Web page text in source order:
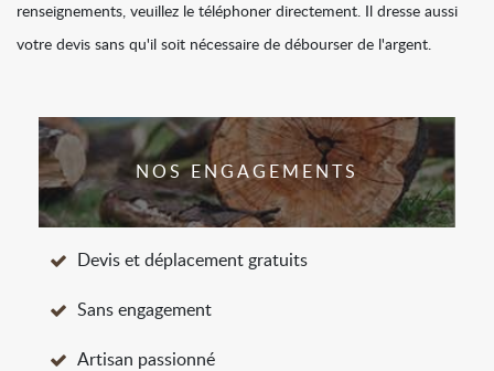
renseignements, veuillez le téléphoner directement. Il dresse aussi
votre devis sans qu'il soit nécessaire de débourser de l'argent.
NOS ENGAGEMENTS
Devis et déplacement gratuits
Sans engagement
Artisan passionné